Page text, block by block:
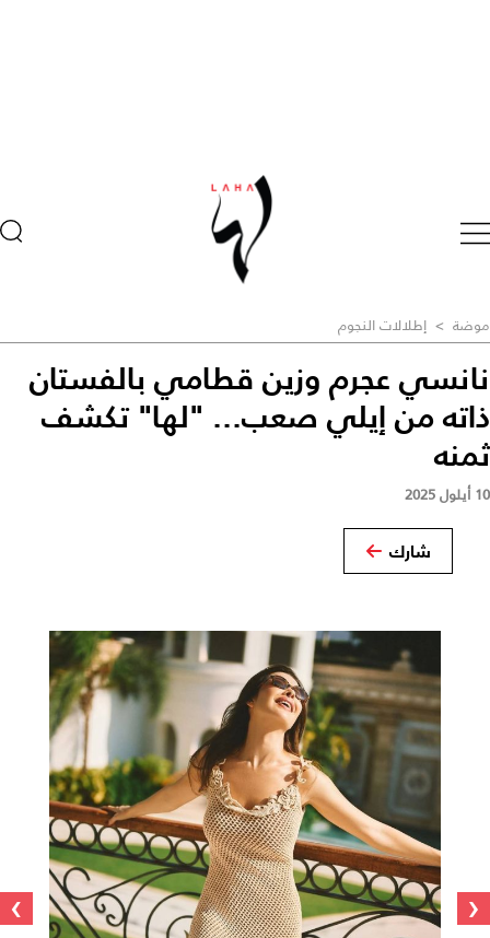
موضة > إطلالات النجوم
نانسي عجرم وزين قطامي بالفستان
ذاته من إيلي صعب... "لها" تكشف
ثمنه
10 أيلول 2025
شارك
‹
›